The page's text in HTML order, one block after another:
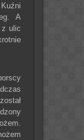
A
z ulic